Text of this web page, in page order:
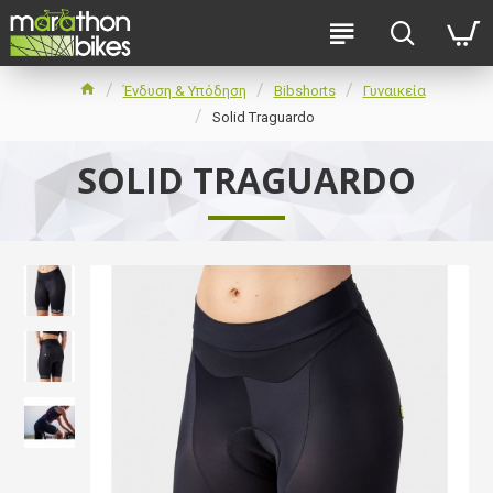
Ένδυση & Υπόδηση Bibshorts
Γυναικεία
Solid Traguardo
SOLID TRAGUARDO